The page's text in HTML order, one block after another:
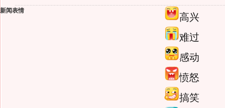
新闻表情
高兴
难过
感动
愤怒
搞笑